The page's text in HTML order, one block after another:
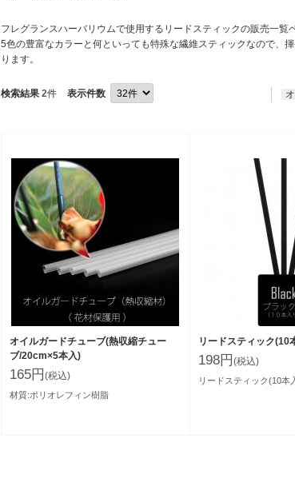
フレグランスハーバリウムで使用するリードスティックの販売一覧
5色の豊富なカラーと何といっても特殊な繊維スティックなので、
ります。
検索結果 2件 表示件数
オイルガードチューブ(熱収縮チュー
ブ/20cm×5本入)
165円 (税込)
材質:ポリオレフィン樹脂
リードスティック(10
198円 (税込)
リードスティック(10本